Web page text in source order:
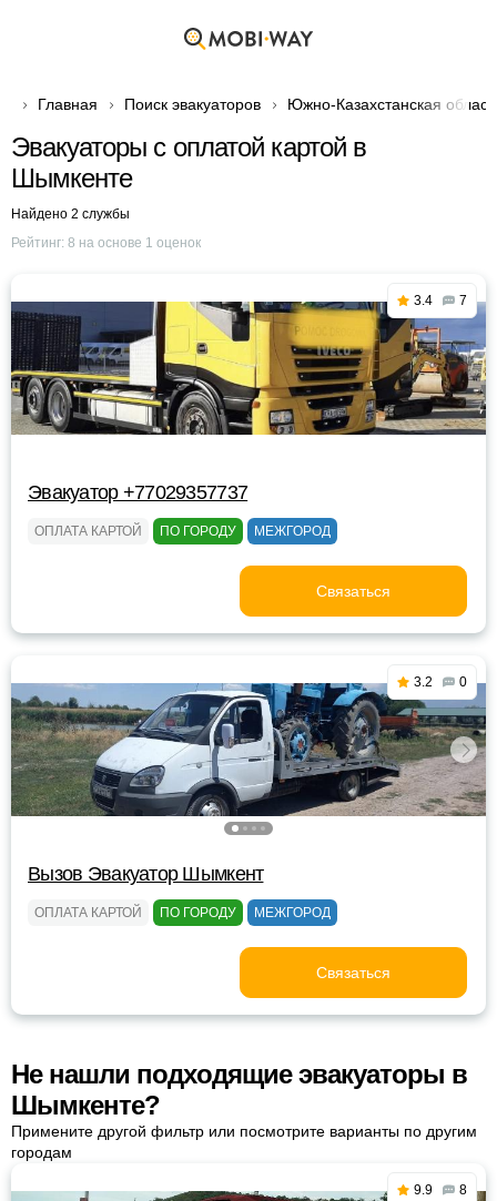
Главная Поиск эвакуаторов Южно-Казахстанская
Эвакуаторы с оплатой картой в
Шымкенте
Найдено 2 службы
Рейтинг: 8 на основе 1 оценок
3.4 7
Эвакуатор +77029357737
ОПЛАТА КАРТОЙ ПО ГОРОДУ МЕЖГОРОД
Связаться
3.2 0
Вызов Эвакуатор Шымкент
ОПЛАТА КАРТОЙ ПО ГОРОДУ МЕЖГОРОД
Связаться
Не нашли подходящие эвакуаторы в
Шымкенте?
Примените другой фильтр или посмотрите варианты по другим
городам
9.9 8